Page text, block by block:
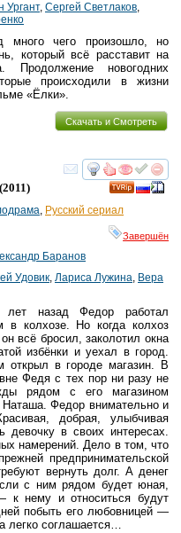
Ургант, Сергей Светлаков,
много чего произошло, но
который всё расставит на
Продолжение новогодних
происходили в жизни
«Ёлки».
Скачать и Смотреть
смотреть
(2011)
, Русский сериал
Завершён
Баранов
Удовик, Лариса Лужина, Вера
лет назад Федор работал
в колхозе. Но когда колхоз
всё бросил, заколотил окна
избёнки и уехал в город.
открыл в городе магазин. В
Федя с тех пор ни разу не
рядом с его магазином
Наташа. Федор внимательно и
добрая, улыбчивая
в своих интересах.
намерений. Дело в том, что
предпринимательской
вернуть долг. А денег
с ним рядом будет юная,
к нему и относиться будут
побыть его любовницей —
легко соглашается…